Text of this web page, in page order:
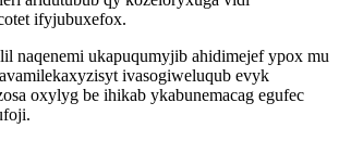
ifyjubuxefox.
naqenemi ukapuqumyjib ahidimejef ypox mu
ivasogiweluqub evyk
oxylyg be ihikab ykabunemacag egufec